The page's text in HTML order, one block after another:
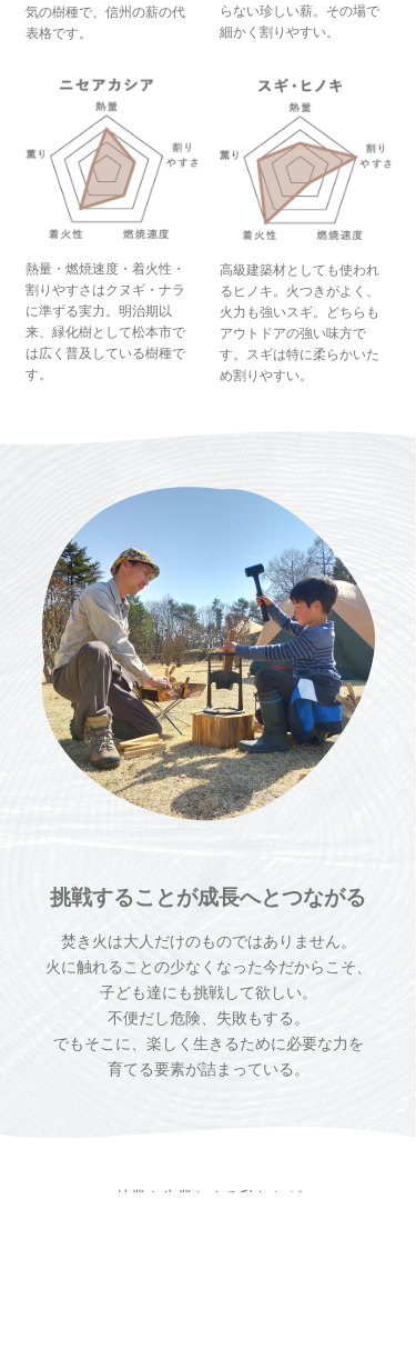
気の樹種で、信州の薪の代
表格です。
らない珍しい薪。その場で
細かく割りやすい。
熱量・燃焼速度・着火性・
割りやすさはクヌギ・ナラ
に準ずる実力。 明治期以
来、緑化樹として松本市で
は広く普及している樹種で
す。
高級建築材としても使われ
るヒノキ。火つきがよく、
火力も強いスギ。
どちらも
アウトドアの強い味方で
す。スギは特に柔らかいた
め割りやすい。
挑戦することが成長へとつながる
焚き火は大人だけのものではありません。
火に触れることの少なくなった今だからこそ、
子ども達にも挑戦して欲しい。
不便だし危険、失敗もする。
でもそこに、楽しく生きるために必要な力を
育てる要素が詰まっている。
林業を生業とする私たちが